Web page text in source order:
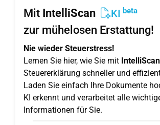
Mit IntelliScan KI beta
zur mühelosen Erstattung!
Nie wieder Steuerstress!
Lernen Sie hier, wie Sie mit IntelliScan
Steuererklärung schneller und
Laden Sie einfach Ihre Dokumente
KI erkennt und verarbeitet alle
Informationen für Sie.